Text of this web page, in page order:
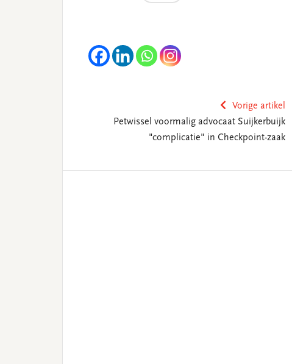
Vorige artikel
Petwissel voormalig advocaat Suijkerbuijk
"complicatie" in Checkpoint-zaak